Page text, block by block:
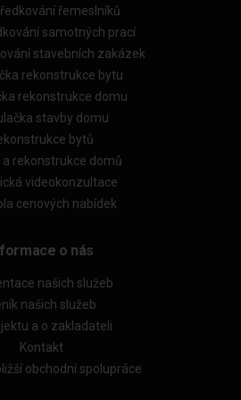
řemeslníků
samotných prací
stavebních zakázek
rekonstrukce bytu
rekonstrukce domu
stavby domu
bytů
rekonstrukce domů
videokonzultace
cenových nabídek
o nás
našich služeb
našich služeb
a o zakladateli
Kontakt
obchodní spolupráce